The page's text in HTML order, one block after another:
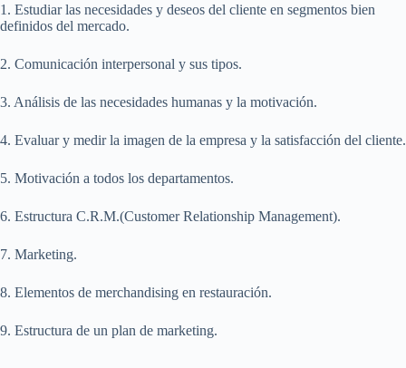
1. Estudiar las necesidades y deseos del cliente en segmentos bien
definidos del mercado.
2. Comunicación interpersonal y sus tipos.
3. Análisis de las necesidades humanas y la motivación.
4. Evaluar y medir la imagen de la empresa y la satisfacción del cliente.
5. Motivación a todos los departamentos.
6. Estructura C.R.M.(Customer Relationship Management).
7. Marketing.
8. Elementos de merchandising en restauración.
9. Estructura de un plan de marketing.